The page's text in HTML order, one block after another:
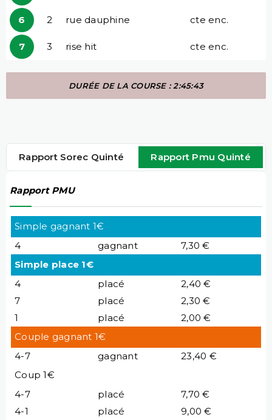
6 2 rue dauphine cte enc.
7 3 rise hit cte enc.
DURÉE DE LA COURSE : 2:45:43
Rapport Sorec Quinté Rapport Pmu Quinté
Rapport PMU
Simple gagnant 1€
4
gagnant
7,30 €
Simple place 1€
4
placé
2,40 €
7
placé
2,30 €
1
placé
2,00 €
Couple gagnant 1€
4-7
gagnant
23,40 €
Coup 1€
4-7
placé
7,70 €
4-1
placé 9,00 €